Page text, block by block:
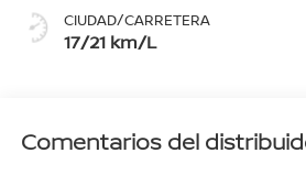
CIUDAD/CARRETERA
17/21 km/L
Comentarios del